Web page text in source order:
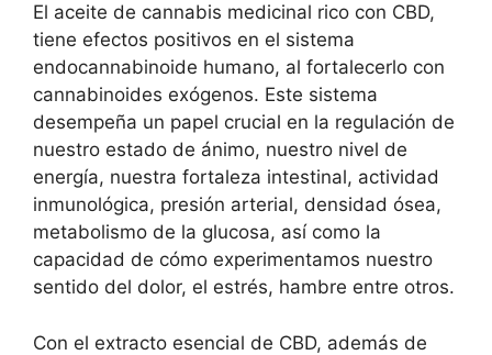
El aceite de cannabis medicinal rico con CBD,
tiene efectos positivos en el sistema
endocannabinoide humano, al fortalecerlo con
cannabinoides exógenos. Este sistema
desempeña un papel crucial en la regulación de
nuestro estado de ánimo, nuestro nivel de
energía, nuestra fortaleza intestinal, actividad
inmunológica, presión arterial, densidad ósea,
metabolismo de la glucosa, así como la
capacidad de cómo experimentamos nuestro
sentido del dolor, el estrés, hambre entre otros.
Con el extracto esencial de CBD, además de